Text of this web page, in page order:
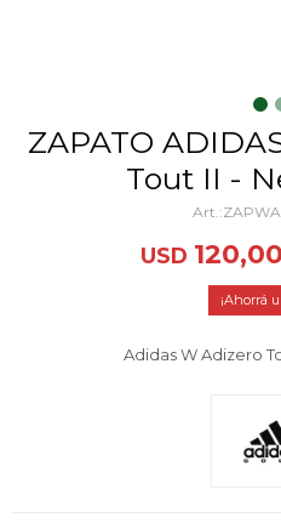
ZAPATO
Tout II -
USD 120,00
Adidas W Adizero